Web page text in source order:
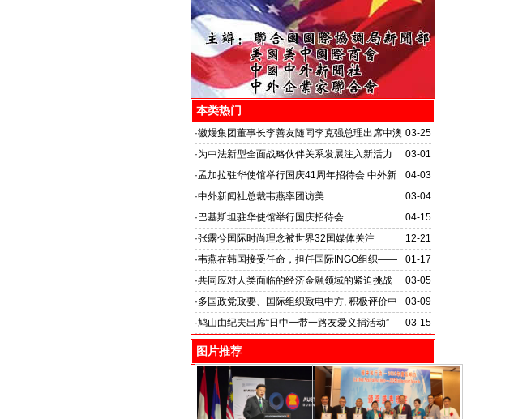
本类热门
03-25
·徽熳集团董事长李善友随同李克强总理出席中澳
经贸合作论坛
03-01
·为中法新型全面战略伙伴关系发展注入新活力
04-03
·孟加拉驻华使馆举行国庆41周年招待会 中外新
闻社记者应邀出席
03-04
·中外新闻社总裁韦燕率团访美
04-15
· 巴基斯坦驻华使馆举行国庆招待会
12-21
·张露兮国际时尚理念被世界32国媒体关注
01-17
·韦燕在韩国接受任命，担任国际INGO组织——
世界绿色气候机构美国全球世界支援本部执行主席03-05
·共同应对人类面临的经济金融领域的紧迫挑战
03-09
·多国政党政要、国际组织致电中方, 积极评价中
方抗击新冠肺炎疫情取得的成效
03-15
·鸠山由纪夫出席“日中一带一路友爱义捐活动”
图片推荐